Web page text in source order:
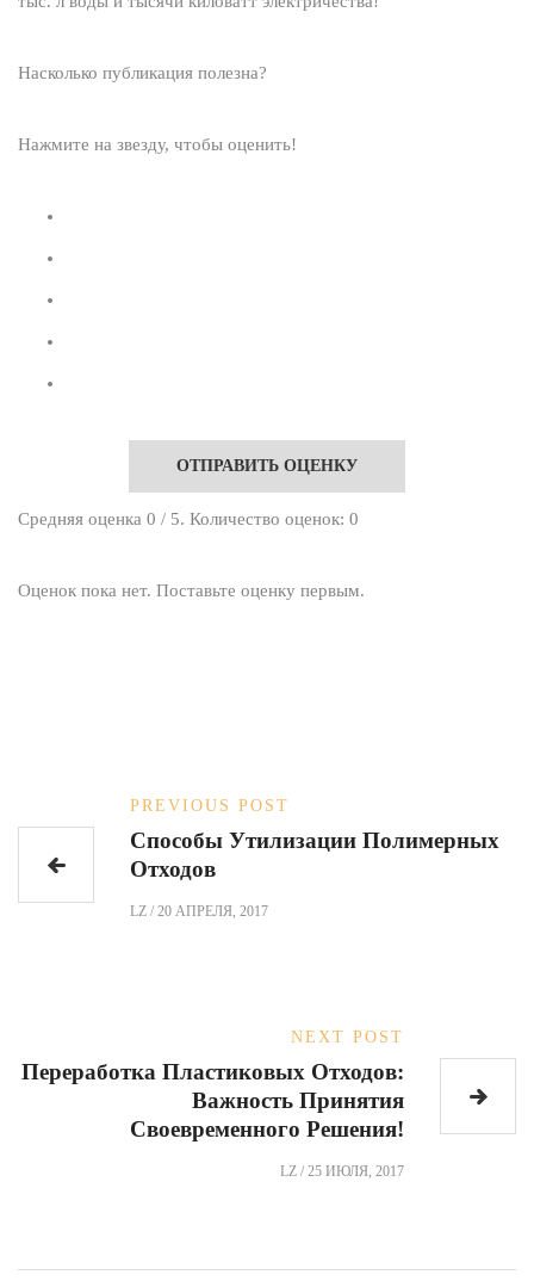
Насколько публикация полезна?
Нажмите на звезду, чтобы оценить!
ОТПРАВИТЬ ОЦЕНКУ
Средняя оценка 0 / 5. Количество оценок: 0
Оценок пока нет. Поставьте оценку первым.
PREVIOUS POST
Способы Утилизации Полимерных
Отходов
LZ / 20 АПРЕЛЯ, 2017
NEXT POST
Переработка Пластиковых Отходов:
Важность Принятия
Своевременного Решения!
LZ / 25 ИЮЛЯ, 2017